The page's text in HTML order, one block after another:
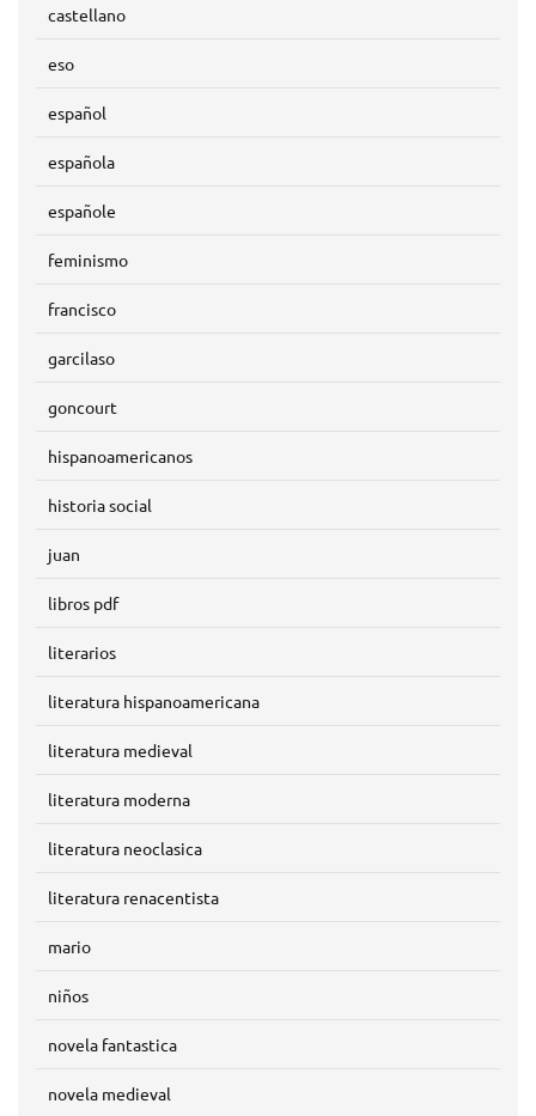
castellano
eso
español
española
españole
feminismo
francisco
garcilaso
goncourt
hispanoamericanos
historia social
juan
libros pdf
literarios
literatura hispanoamericana
literatura medieval
literatura moderna
literatura neoclasica
literatura renacentista
mario
niños
novela fantastica
novela medieval